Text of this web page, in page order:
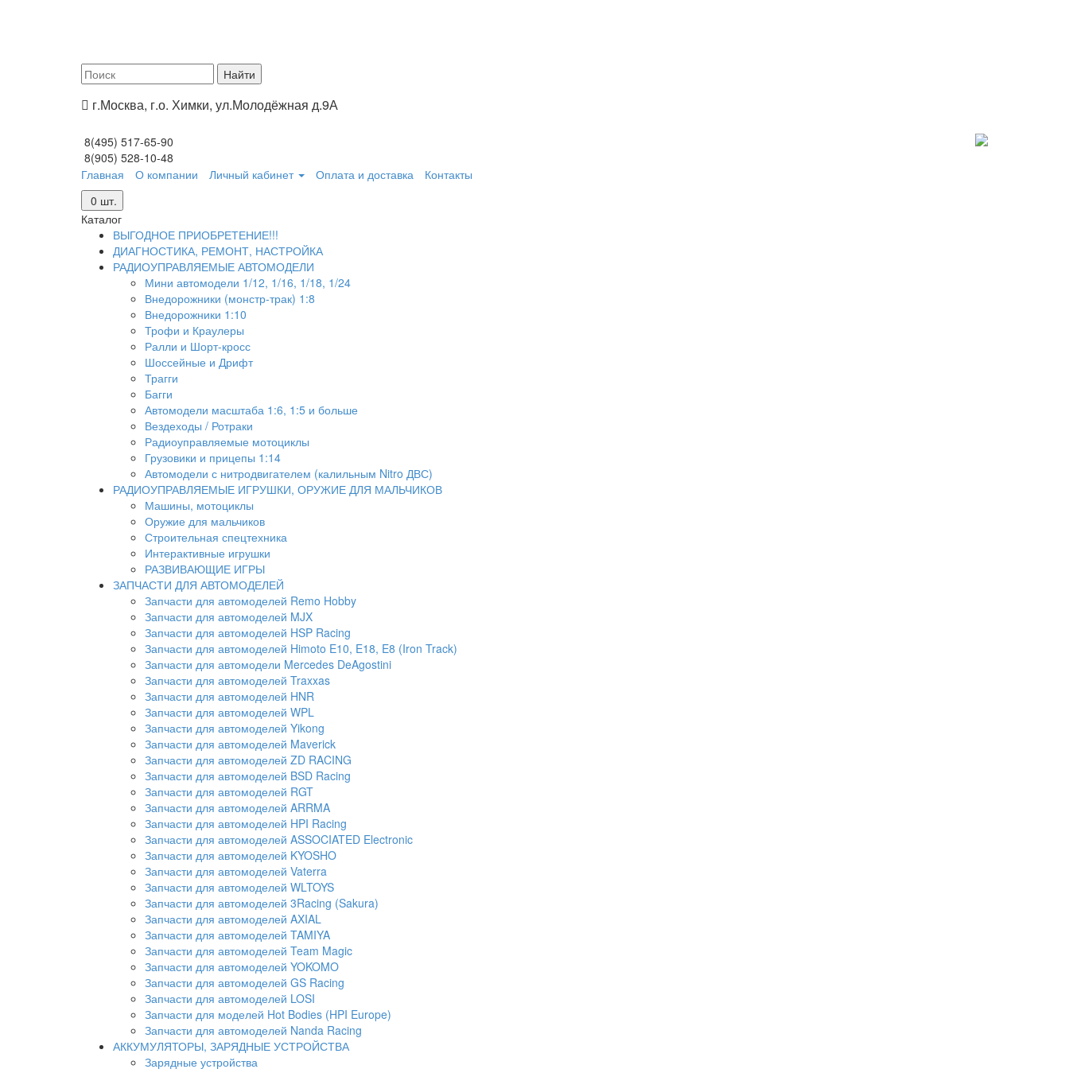
г.Москва, г.о. Химки, ул.Молодёжная д.9А
8(495) 517-65-90
8(905) 528-10-48
Главная
О компании Личный кабинет Оплата и доставка
Контакты
0 шт.
Каталог
ВЫГОДНОЕ ПРИОБРЕТЕНИЕ!!!
ДИАГНОСТИКА, РЕМОНТ, НАСТРОЙКА
РАДИОУПРАВЛЯЕМЫЕ АВТОМОДЕЛИ
Мини автомодели 1/12, 1/16, 1/18, 1/24
Внедорожники (монстр-трак) 1:8
Внедорожники 1:10
Трофи и Краулеры
Ралли и Шорт-кросс
Шоссейные и Дрифт
Трагги
Багги
Автомодели масштаба 1:6, 1:5 и больше
Вездеходы / Ротраки
Радиоуправляемые мотоциклы
Грузовики и прицепы 1:14
Автомодели с нитродвигателем (калильным Nitro ДВС)
РАДИОУПРАВЛЯЕМЫЕ ИГРУШКИ, ОРУЖИЕ ДЛЯ МАЛЬЧИКОВ
Машины, мотоциклы
Оружие для мальчиков
Строительная спецтехника
Интерактивные игрушки
РАЗВИВАЮЩИЕ ИГРЫ
ЗАПЧАСТИ ДЛЯ АВТОМОДЕЛЕЙ
Запчасти для автомоделей Remo Hobby
Запчасти для автомоделей MJX
Запчасти для автомоделей HSP Racing
Запчасти для автомоделей Himoto E10, E18, E8 (Iron Track)
Запчасти для автомодели Mercedes DeAgostini
Запчасти для автомоделей Traxxas
Запчасти для автомоделей HNR
Запчасти для автомоделей WPL
Запчасти для автомоделей Yikong
Запчасти для автомоделей Maverick
Запчасти для автомоделей ZD RACING
Запчасти для автомоделей BSD Racing
Запчасти для автомоделей RGT
Запчасти для автомоделей ARRMA
Запчасти для автомоделей HPI Racing
Запчасти для автомоделей ASSOCIATED Electronic
Запчасти для автомоделей KYOSHO
Запчасти для автомоделей Vaterra
Запчасти для автомоделей WLTOYS
Запчасти для автомоделей 3Racing (Sakura)
Запчасти для автомоделей AXIAL
Запчасти для автомоделей TAMIYA
Запчасти для автомоделей Team Magic
Запчасти для автомоделей YOKOMO
Запчасти для автомоделей GS Racing
Запчасти для автомоделей LOSI
Запчасти для моделей Hot Bodies (HPI Europe)
Запчасти для автомоделей Nanda Racing
АККУМУЛЯТОРЫ, ЗАРЯДНЫЕ УСТРОЙСТВА
Зарядные устройства